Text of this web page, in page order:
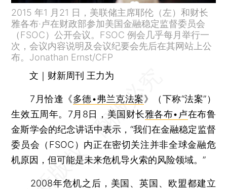
2015 年1 月21 日，美联储主席耶伦（左）和财长
雅各布·卢在财政部参加美国金融稳定监督委员会
（FSOC）公开会议。FSOC 例会几乎每月举行一
次，会议内容说明及会议纪要会先后在其网站上公
布。Jonathan Ernst/CFP
文｜财新周刊 王力为
7月恰逢《多德•弗兰克法案》（下称“法案”）
生效五周年。7月8日，美国财长雅各布•卢在布鲁
金斯学会的纪念讲话中表示，“我们在金融稳定监督
委员会（FSOC）内正在密切关注并非全球金融危
机原因，但可能是未来危机导火索的风险领域。”
2008年危机之后，美国、英国、欧盟都建立